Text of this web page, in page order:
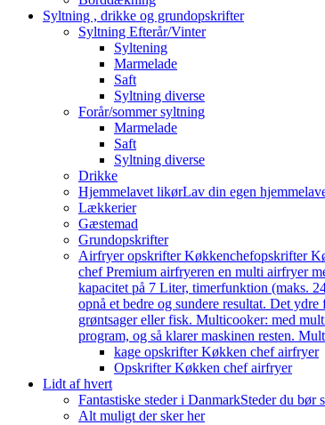
Syltning , drikke og grundopskrifter
Syltning Efterår/Vinter
Syltening
Marmelade
Saft
Syltning diverse
Forår/sommer syltning
Marmelade
Saft
Syltning diverse
Drikke
Hjemmelavet likørLav din egen
Lækkerier
Gæstemad
Grundopskrifter
Airfryer opskrifter Køkkenchefopskrifter
chef Premium airfryeren en multi airfryer
kapacitet på 7 Liter, timerfunktion (maks.
opnå et bedre og sundere resultat. Det
grøntsager eller fisk. Multicooker: med
program, og så klarer maskinen resten.
kage opskrifter Køkken chef airfryer
Opskrifter Køkken chef airfryer
Lidt af hvert
Fantastiske steder i DanmarkSteder du bør
Alt muligt der sker her